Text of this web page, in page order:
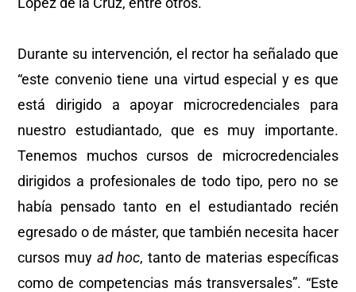
Durante su intervención, el rector ha señalado que
“este convenio tiene una virtud especial y es que
está dirigido a apoyar microcredenciales para
nuestro estudiantado, que es muy importante.
Tenemos muchos cursos de microcredenciales
dirigidos a profesionales de todo tipo, pero no se
había pensado tanto en el estudiantado recién
egresado o de máster, que también necesita hacer
cursos muy ad hoc, tanto de materias específicas
como de competencias más transversales”. “Este